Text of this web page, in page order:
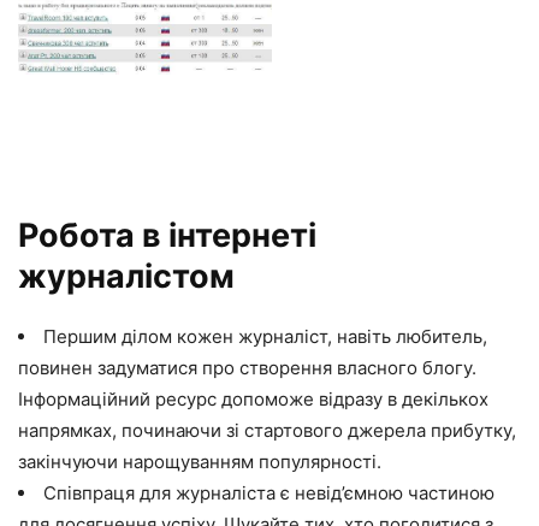
Робота в інтернеті
журналістом
Першим ділом кожен журналіст, навіть любитель,
повинен задуматися про створення власного блогу.
Інформаційний ресурс допоможе відразу в декількох
напрямках, починаючи зі стартового джерела прибутку,
закінчуючи нарощуванням популярності.
Співпраця для журналіста є невід’ємною частиною